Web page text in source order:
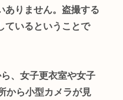
ありません。盗撮する
ているということで
、女子更衣室や女子
から小型カメラが見